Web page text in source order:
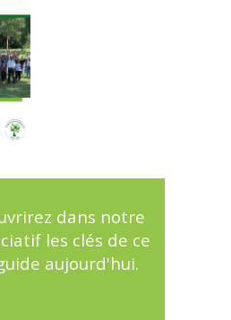
dans notre
les clés de ce
aujourd'hui.